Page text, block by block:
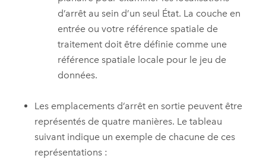
d’arrêt au sein d’un seul État. La couche en
entrée ou votre référence spatiale de
traitement doit être définie comme une
référence spatiale locale pour le jeu de
données.
Les emplacements d’arrêt en sortie peuvent être
représentés de quatre manières. Le tableau
suivant indique un exemple de chacune de ces
représentations :